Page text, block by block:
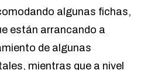
algunas fichas,
están arrancando a
de algunas
mientras que a nivel